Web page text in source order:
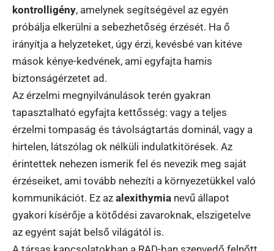
kontrolligény, amelynek segítségével az egyén
próbálja elkerülni a sebezhetőség érzését. Ha ő
irányítja a helyzeteket, úgy érzi, kevésbé van kitéve
mások kénye-kedvének, ami egyfajta hamis
biztonságérzetet ad.
Az érzelmi megnyilvánulások terén gyakran
tapasztalható egyfajta kettősség: vagy a teljes
érzelmi tompaság és távolságtartás dominál, vagy a
hirtelen, látszólag ok nélküli indulatkitörések. Az
érintettek nehezen ismerik fel és nevezik meg saját
érzéseiket, ami tovább nehezíti a környezetükkel való
kommunikációt. Ez az alexithymia nevű állapot
gyakori kísérője a kötődési zavaroknak, elszigetelve
az egyént saját belső világától is.